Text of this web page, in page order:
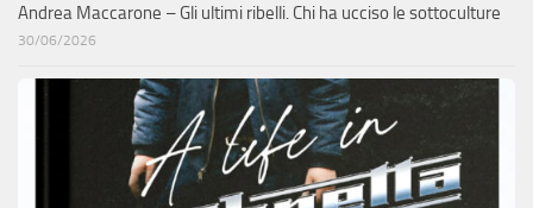
Andrea Maccarone – Gli ultimi ribelli. Chi ha ucciso le sottoculture
30/06/2026